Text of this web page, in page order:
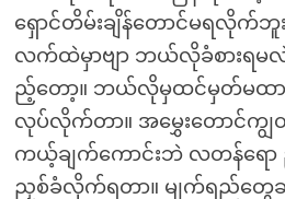
ရှောင်တိမ်းချိန်တောင်မရလိုက်
လက်ထဲမှာဗျာ ဘယ်လိုခံစားရမလဲ
ည့်တော့။ ဘယ်လိုမှထင်မှတ်မထ
လုပ်လိုက်တာ။ အမွှေးတောင်ကျွ
ကယ့်ချက်ကောင်းဘဲ လတန်ရော
ညှစ်ခံလိုက်ရတာ။ မျက်ရည်တွ